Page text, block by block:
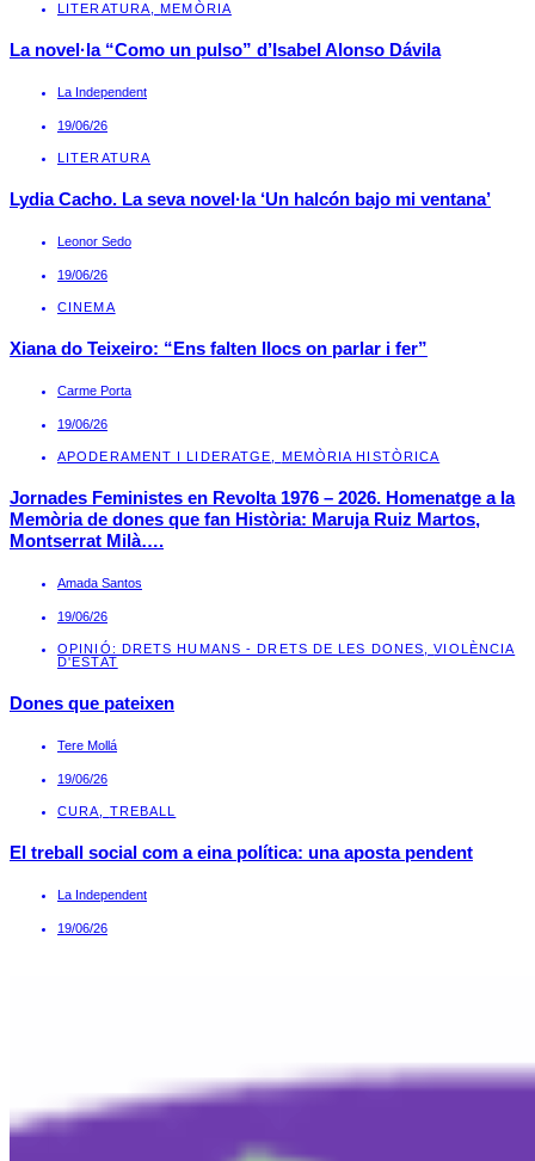
LITERATURA, MEMÒRIA
La novel·la “Como un pulso” d’Isabel Alonso Dávila
La Independent
19/06/26
LITERATURA
Lydia Cacho. La seva novel·la ‘Un halcón bajo mi ventana’
Leonor Sedo
19/06/26
CINEMA
Xiana do Teixeiro: “Ens falten llocs on parlar i fer”
Carme Porta
19/06/26
APODERAMENT I LIDERATGE MEMÒRIA HISTÒRICA
Jornades Feministes en Revolta 1976 – 2026. Homenatge a la
Memòria de dones que fan Història: Maruja Ruiz Martos,
Montserrat Milà….
Amada Santos
19/06/26
OPINIÓ: DRETS HUMANS - DRETS DE LES DONES ,VIOLÈNCIA
D'ESTAT
Dones que pateixen
Tere Mollá
19/06/26
CURA TREBALL
El treball social com a eina política: una aposta pendent
La Independent
19/06/26